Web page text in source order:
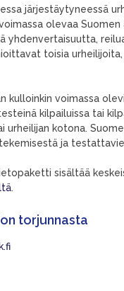
järjestäytyneessä
olevaa Suomen
yhdenvertaisuutta,
toisia
voimassa
kilpailuissa tai
urheilijan kotona.
ja
sisältää
.
torjunnasta